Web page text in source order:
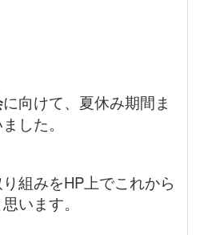
に向けて、夏休み期間ま
した。
組みをHP上でこれから
います。